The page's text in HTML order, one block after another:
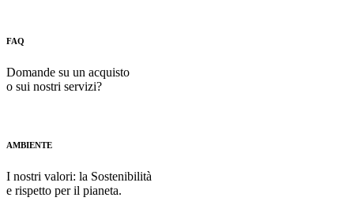
FAQ
Domande su un acquisto
o sui nostri servizi?
AMBIENTE
I nostri valori: la Sostenibilità
e rispetto per il pianeta.